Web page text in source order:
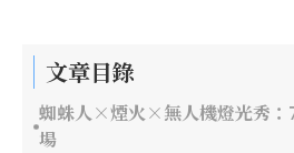
文章目錄
蜘蛛人×煙火×無人機燈光秀
場